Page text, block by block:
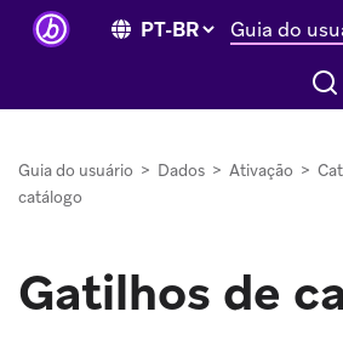
Guia do
Guia do usuário > Dados > Ativação >
catálogo
Gatilhos de